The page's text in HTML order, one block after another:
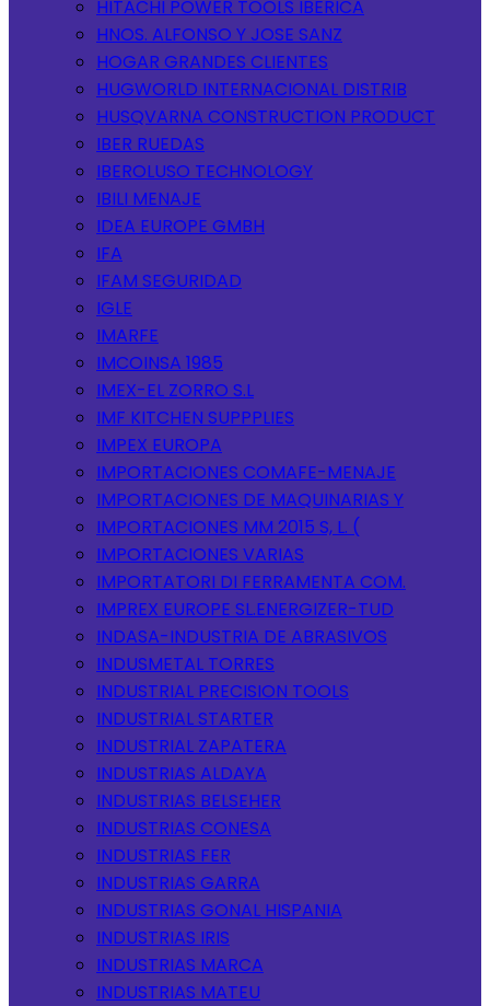
HITACHI POWER TOOLS IBERICA
HNOS. ALFONSO Y JOSE SANZ
HOGAR GRANDES CLIENTES
HUGWORLD INTERNACIONAL DISTRIB
HUSQVARNA CONSTRUCTION PRODUCT
IBER RUEDAS
IBEROLUSO TECHNOLOGY
IBILI MENAJE
IDEA EUROPE GMBH
IFA
IFAM SEGURIDAD
IGLE
IMARFE
IMCOINSA 1985
IMEX-EL ZORRO S.L
IMF KITCHEN SUPPPLIES
IMPEX EUROPA
IMPORTACIONES COMAFE-MENAJE
IMPORTACIONES DE MAQUINARIAS Y
IMPORTACIONES MM 2015 S, L. (
IMPORTACIONES VARIAS
IMPORTATORI DI FERRAMENTA COM.
IMPREX EUROPE SL.ENERGIZER-TUD
INDASA-INDUSTRIA DE ABRASIVOS
INDUSMETAL TORRES
INDUSTRIAL PRECISION TOOLS
INDUSTRIAL STARTER
INDUSTRIAL ZAPATERA
INDUSTRIAS ALDAYA
INDUSTRIAS BELSEHER
INDUSTRIAS CONESA
INDUSTRIAS FER
INDUSTRIAS GARRA
INDUSTRIAS GONAL HISPANIA
INDUSTRIAS IRIS
INDUSTRIAS MARCA
INDUSTRIAS MATEU